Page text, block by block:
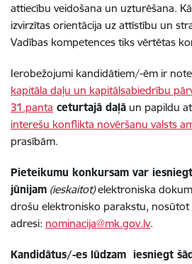
attiecību veidošana un uzturēšana.
izvirzītas orientācija uz attīstību un
Vadības kompetences tiks vērtētas
Ierobežojumi kandidātiem/-ēm ir
kapitāla daļu un kapitālsabiedrību
31.panta ceturtajā daļā un papildu
interešu konflikta novēršanu valsts
prasībām.
Pieteikumu konkursam var
jūnijam (ieskaitot)elektroniska
drošu elektronisko parakstu, nosūtot
adresi: nominacija@mk.gov.lv.
Kandidātus/-es lūdzam iesniegt